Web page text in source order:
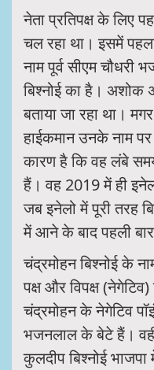
नेता प्रतिपक्ष के लिए
चल रहा था। इसमें
नाम पूर्व सीएम
बिश्नोई का है।
बताया जा रहा था।
हाईकमान उनके नाम
कारण है कि वह लंबे
हैं। वह 2019 में ही
जब इनेलो में पूरी तरह
में आने के बाद पहली
चंद्रमोहन बिश्नोई के
पक्ष और विपक्ष
चंद्रमोहन के नेगेटिव
भजनलाल के बेटे हैं।
कुलदीप बिश्नोई